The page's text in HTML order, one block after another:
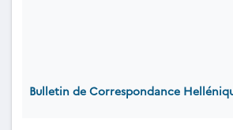
Bulletin de Correspondance